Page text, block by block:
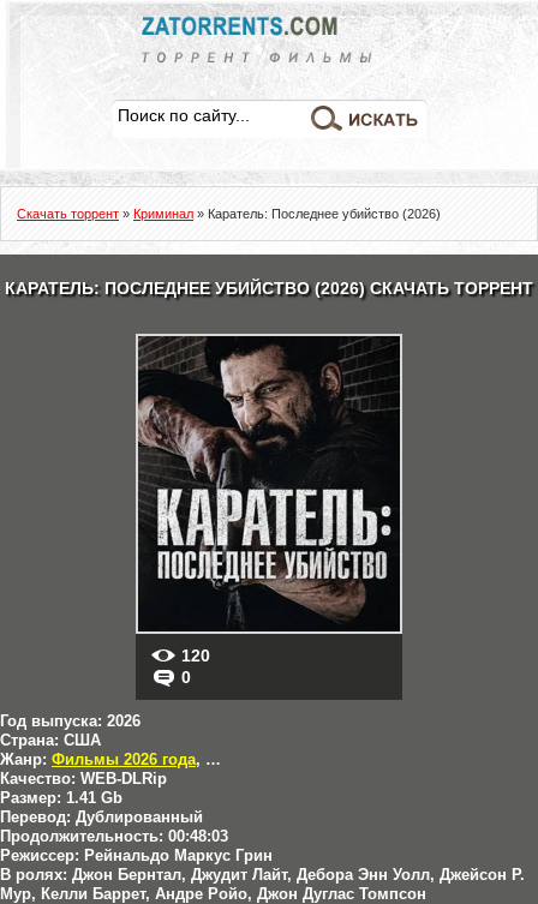
Скачать торрент » Криминал » Каратель: Последнее убийство (2026)
КАРАТЕЛЬ: ПОСЛЕДНЕЕ УБИЙСТВО (2026) СКАЧАТЬ ТОРРЕНТ
120
0
Год выпуска: 2026
Страна: США
Жанр: Фильмы 2026 года, Боевики
Качество: WEB-DLRip
Размер: 1.41 Gb
Перевод: Дублированный
Продолжительность: 00:48:03
Режиссер: Рейнальдо Маркус Грин
В ролях: Джон Бернтал, Джудит Лайт, Дебора Энн Уолл, Джейсон Р.
Мур, Келли Баррет, Андре Ройо, Джон Дуглас Томпсон